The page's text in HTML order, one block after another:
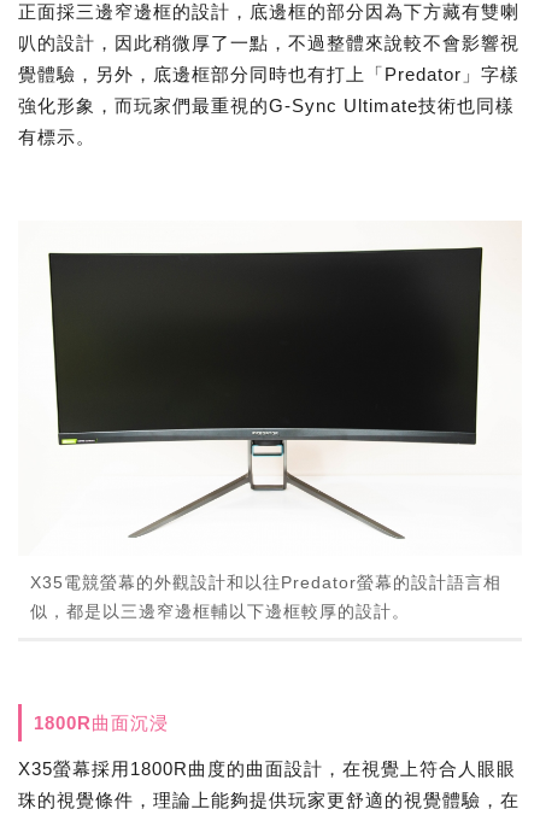
正面採三邊窄邊框的設計，底邊框的部分因為下方藏有雙喇
叭的設計，因此稍微厚了一點，不過整體來說較不會影響視
覺體驗，另外，底邊框部分同時也有打上「Predator」字樣
強化形象，而玩家們最重視的G-Sync Ultimate技術也同樣
有標示。
X35電競螢幕的外觀設計和以往Predator螢幕的設計語言相
似，都是以三邊窄邊框輔以下邊框較厚的設計。
1800R曲面沉浸
X35螢幕採用1800R曲度的曲面設計，在視覺上符合人眼眼
珠的視覺條件，理論上能夠提供玩家更舒適的視覺體驗，在